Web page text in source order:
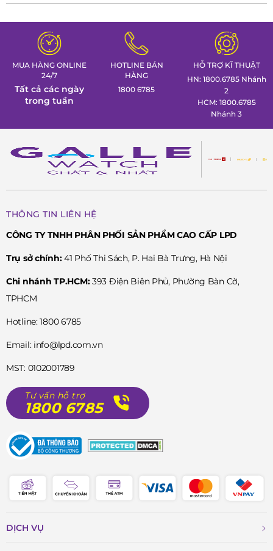
MUA HÀNG ONLINE
24/7
Tất cả các ngày
trong tuần
HOTLINE BÁN
HÀNG
1800 6785
HỖ TRỢ KĨ THUẬT
HN: 1800.6785 Nhánh
2
HCM: 1800.6785
Nhánh 3
THÔNG TIN LIÊN HỆ
CÔNG TY TNHH PHÂN PHỐI SẢN PHẨM CAO CẤP LPD
Trụ sở chính:41 Phố Thi Sách, P. Hai Bà Trưng, Hà Nội
Chi nhánh TP.HCM:393 Điện Biên Phủ, Phường Bàn Cờ,
TPHCM
Hotline: 1800 6785
Email: info@lpd.com.vn
MST: 0102001789
Tư vấn hỗ trợ
1800 6785
DỊCH VỤ